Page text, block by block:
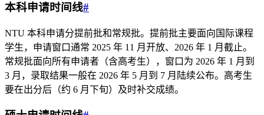
本科申请时间线#
NTU 本科申请分提前批和常规批。提前批主要面向国际课程
学生，申请窗口通常 2025 年 11 月开放、2026 年 1 月截止。
常规批面向所有申请者（含高考生），窗口为 2026 年 1 月到
3 月，录取结果一般在 2026 年 5 月到 7 月陆续公布。高考生
要在出分后（约 6 月下旬）及时补交成绩。